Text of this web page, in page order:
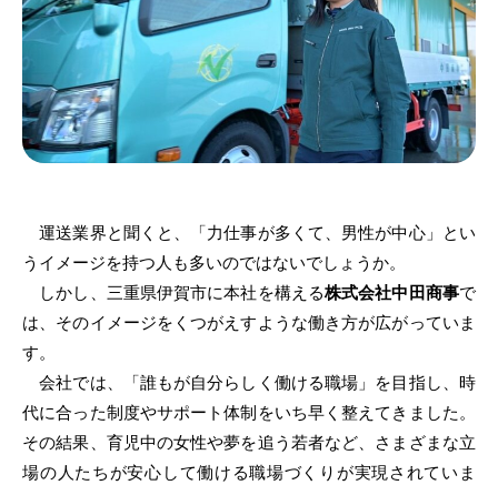
運送業界と聞くと、「力仕事が多くて、男性が中心」とい
うイメージを持つ人も多いのではないでしょうか。
しかし、三重県伊賀市に本社を構える株式会社中田商事で
は、そのイメージをくつがえすような働き方が広がっていま
す。
会社では、「誰もが自分らしく働ける職場」を目指し、時
代に合った制度やサポート体制をいち早く整えてきました。
その結果、育児中の女性や夢を追う若者など、さまざまな立
場の人たちが安心して働ける職場づくりが実現されていま